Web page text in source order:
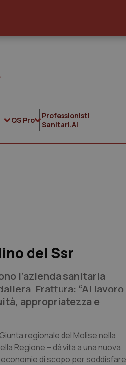
QS Pro
Professionisti
Sanitari.AI
del Ssr
l’azienda sanitaria
Frattura: “Al lavoro
appropriatezza e
regionale del Molise nella
Regione – dà vita a una nuova
di scopo per soddisfare